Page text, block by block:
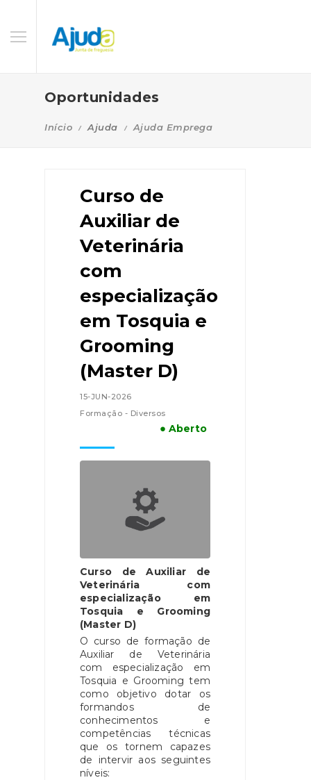
Oportunidades
Início Ajuda Ajuda Emprega
Curso de
Auxiliar de
Veterinária
com
especialização
em Tosquia e
Grooming
(Master D)
15-JUN-2026
Formação - Diversos
● Aberto
Curso de Auxiliar de
Veterinária com
especialização em
Tosquia e Grooming
(Master D)
O curso de formação de
Auxiliar de Veterinária
com especialização em
Tosquia e Grooming tem
como objetivo dotar os
formandos de
conhecimentos e
competências técnicas
que os tornem capazes
de intervir aos seguintes
níveis: